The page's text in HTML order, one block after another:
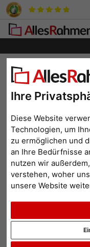
Ihre
Diese Website
Technologien, um
zu ermöglichen und
an Ihre Bedürfnisse
nutzen wir
verstehen, woher
unsere Website
Bilderrahmen-Shop
< 1 ... 4 5
Beliebtheit Preis